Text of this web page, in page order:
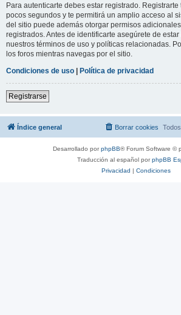
Para autenticarte debes estar registrado.
pocos segundos y te permitirá un amplio acceso al
del sitio puede además otorgar permisos
registrados. Antes de identificarte asegúrete de
nuestros términos de uso y políticas relacionadas.
los foros mientras navegas por el sitio.
Condiciones de uso | Política de privacidad
Registrarse
Índice general Borrar cookies
Desarrollado porphpBB® Forum Software ©
Traducción al español porphpBB
Privacidad | Condiciones